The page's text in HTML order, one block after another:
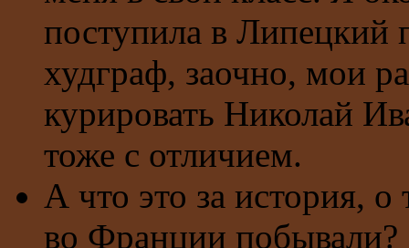
поступила в Липецкий
худграф, заочно, мои
курировать Николай
тоже с отличием.
А что это за история,
во Франции побывали?